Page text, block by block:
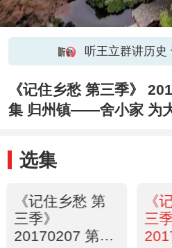
听王立群讲历史
《记住乡愁 第三季》
集 归州镇——舍小家 为
选集
《记住乡愁 第
三季》
20170207 第二
《
三季